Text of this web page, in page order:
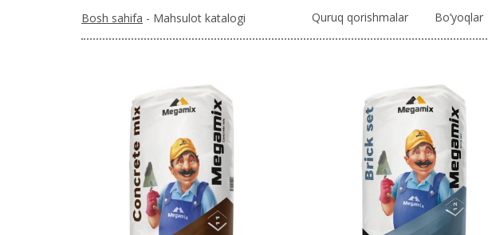
Bosh sahifa - Mahsulot katalogi Quruq qorishmalar Bo’yoqlar